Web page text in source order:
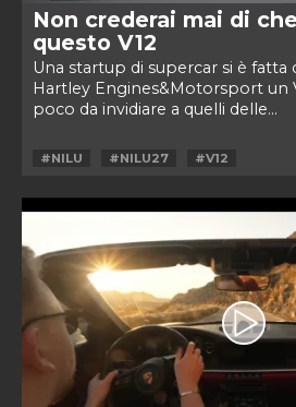
Non crederai mai di
questo V12
Una startup di supercar si è fatta
Hartley Engines&Motorsport un
poco da invidiare a quelli delle...
#NILU #NILU27 #V12